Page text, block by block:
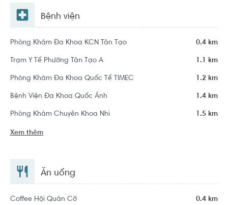
Bệnh viện
Phòng Khám Đa Khoa KCN Tân Tạo 0.4 km
Trạm Y Tế Phường Tân Tạo A 1.1 km
Phòng Khám Đa Khoa Quốc Tế TIMEC 1.2 km
Bệnh Viện Đa Khoa Quốc Ánh 1.4 km
Phòng Khám Chuyên Khoa Nhi 1.5 km
Xem thêm
Ăn uống
Coffee Hội Quán Cờ 0.4 km